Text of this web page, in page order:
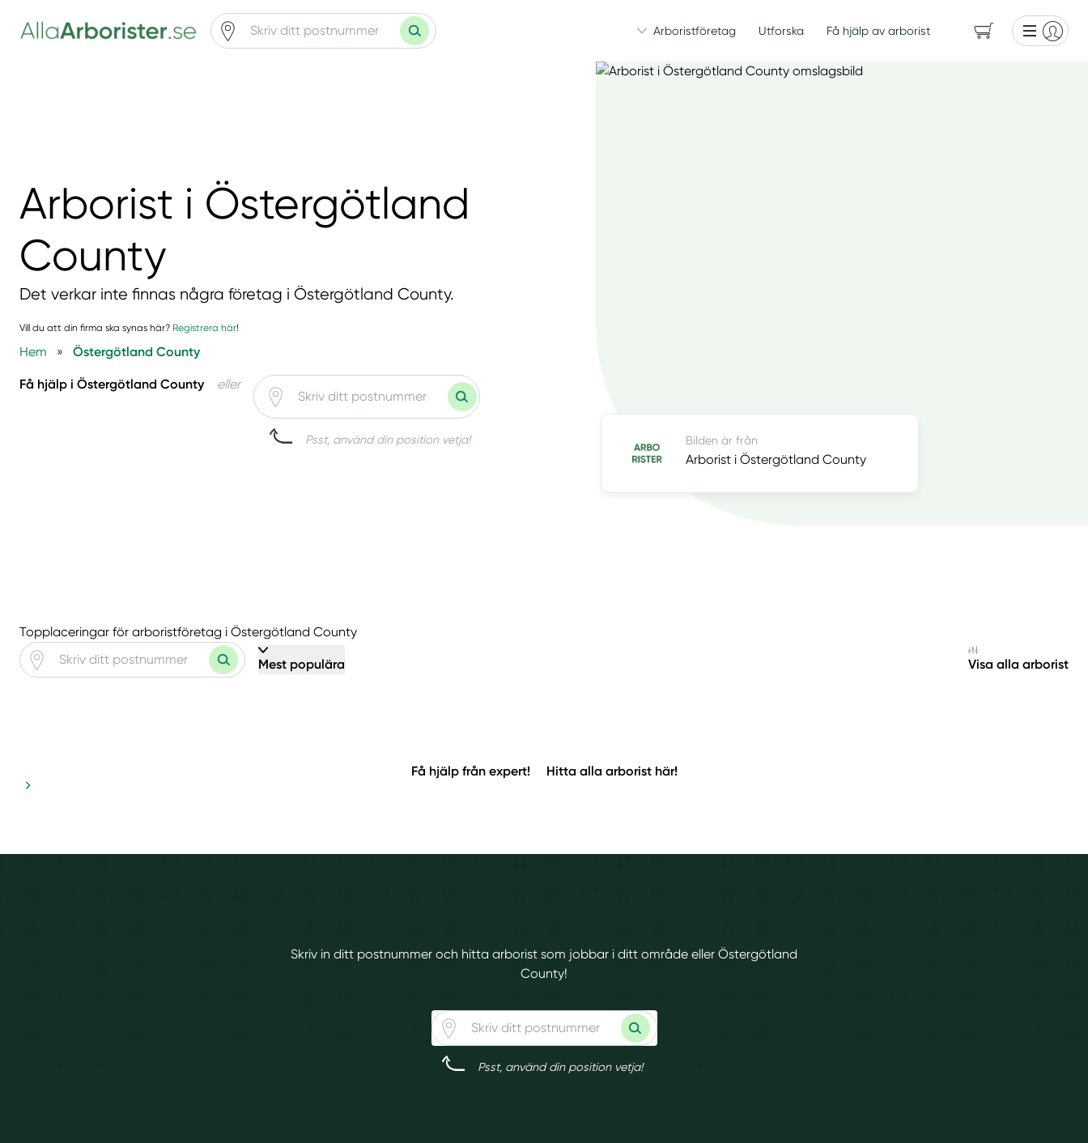
Arboristföretag Utforska Få hjälp av arborist
Arborist i Östergötland
County
Det verkar inte finnas några företag i Östergötland County.
Vill du att din firma ska synas här? Registrera här!
Hem » Östergötland County
Få hjälp i Östergötland County eller
Psst, använd din position vetja! Bilden är från
Arborist i Östergötland County
Topplaceringar för arboristföretag i Östergötland County
Mest populära Visa alla arborist
Få hjälp från expert! Hitta alla arborist här!
Skriv in ditt postnummer och hitta arborist som jobbar i ditt område eller Östergötland
County!
Psst, använd din position vetja!